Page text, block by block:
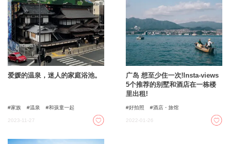
爱媛的温泉，迷人的家庭浴池。
家族 温泉 和孩童一起
2023-11-27
广岛 想至少住一次!Insta-views
5个推荐的别墅和酒店在一栋楼
里出租!
好拍照 酒店・旅馆
2022-01-26